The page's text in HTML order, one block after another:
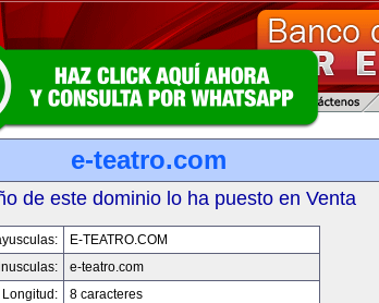
e-teatro.com
de este dominio lo ha puesto en Venta
E-TEATRO.COM
e-teatro.com
Longitud:
8 caracteres